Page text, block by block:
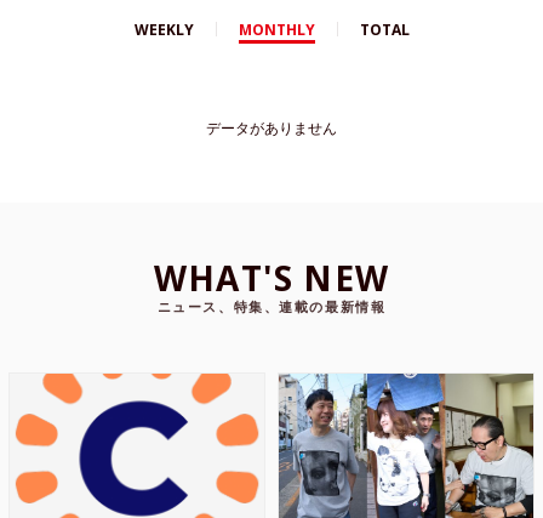
WEEKLY MONTHLY TOTAL
データがありません
WHAT'S NEW
ニュース、特集、連載の最新情報